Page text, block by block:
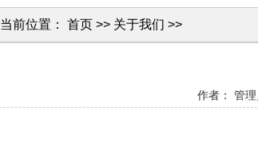
当前位置： 首页 >> 关于我们 >>
作者： 管